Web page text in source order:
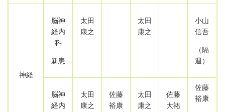
神経
脳神
経内
科
新患
太田
康之
太田
康之
小山
信吾
（隔
週）
脳神
経内
太田
康之
佐藤
裕康
太田
康之
佐藤
大祐
佐藤
裕康